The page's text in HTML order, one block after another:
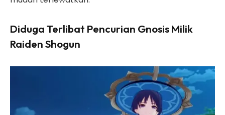
Diduga Terlibat Pencurian Gnosis Milik
Raiden Shogun